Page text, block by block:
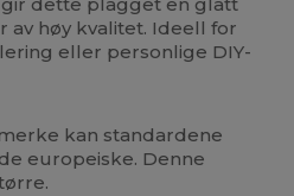
av høy kvalitet. Ideell for
eller personlige DIY-
kan standardene
europeiske. Denne